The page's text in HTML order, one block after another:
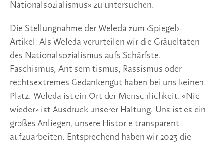
Nationalsozialismus» zu untersuchen.
Die Stellungnahme der Weleda zum ‹Spiegel›-
Artikel: Als Weleda verurteilen wir die Gräueltaten
des Nationalsozialismus aufs Schärfste.
Faschismus, Antisemitismus, Rassismus oder
rechtsextremes Gedankengut haben bei uns keinen
Platz. Weleda ist ein Ort der Menschlichkeit. «Nie
wieder» ist Ausdruck unserer Haltung. Uns ist es ein
großes Anliegen, unsere Historie transparent
aufzuarbeiten. Entsprechend haben wir 2023 die